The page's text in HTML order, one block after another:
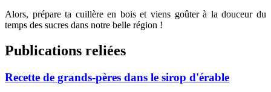
Alors, prépare ta cuillère en bois et viens goûter à la douceur du
temps des sucres dans notre belle région !
Publications reliées
Recette de grands-pères dans le sirop d'érable